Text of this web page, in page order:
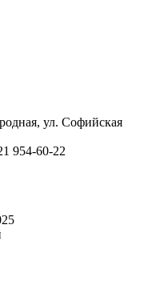
ул. Софийская
954-60-22